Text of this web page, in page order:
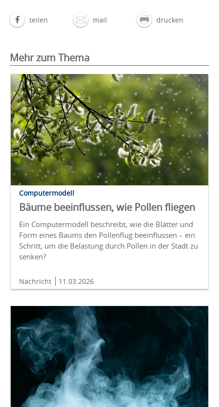
teilen mail drucken
Mehr zum Thema
Computermodell
Bäume beeinflussen, wie Pollen fliegen
Ein Computermodell beschreibt, wie die Blätter und
Form eines Baums den Pollenflug beeinflussen – ein
Schritt, um die Belastung durch Pollen in der Stadt zu
senken?
Nachricht 11.03.2026